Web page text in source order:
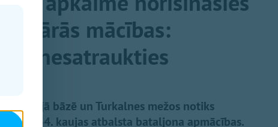
mācības:
nesatraukties
militārajā bāzē un Turkalnes mežos notiks
54. kaujas atbalsta bataljona apmācības.